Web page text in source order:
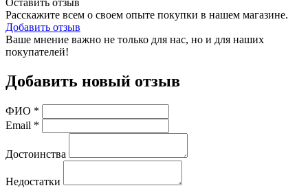
Оставить отзыв
Расскажите всем о своем опыте покупки в нашем магазине.
Добавить отзыв
Ваше мнение важно не только для нас, но и для наших
покупателей!
Добавить новый отзыв
ФИО *
Email *
Достоинства
Недостатки